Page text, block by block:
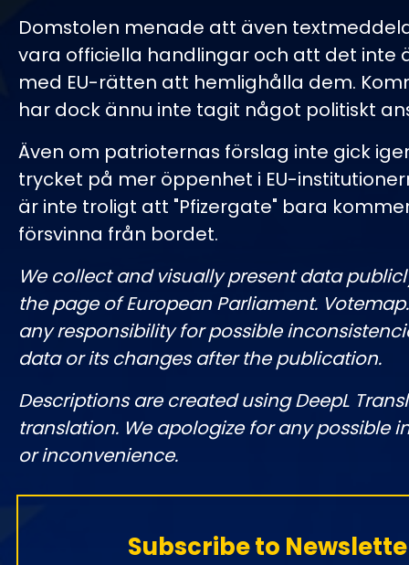
Domstolen menade att även
vara officiella handlingar och att det inte
med EU-rätten att hemlighålla dem.
har dock ännu inte tagit något politiskt
Även om patrioternas förslag inte gick
trycket på mer öppenhet i EU-
är inte troligt att "Pfizergate" bara
försvinna från bordet.
We collect and visually present data
the page of European Parliament.
any responsibility for possible
data or its changes after the publication.
Descriptions are created using DeepL
translation. We apologize for any possible
or inconvenience.
Subscribe to